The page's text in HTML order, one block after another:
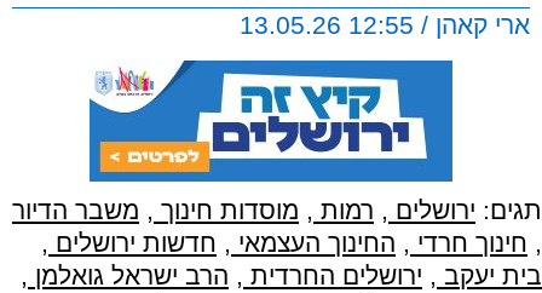
ארי קאהן / 12:55 13.05.26
תגים: ירושלים , רמות , מוסדות חינוך , משבר הדיור
, חינוך חרדי , החינוך העצמאי , חדשות ירושלים ,
בית יעקב , ירושלים החרדית , הרב ישראל גואלמן ,